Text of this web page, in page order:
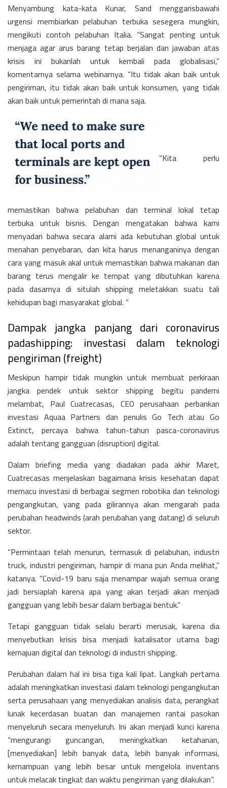
Menyambung kata-kata Kunar, Sand menggarisbawahi
urgensi membiarkan pelabuhan terbuka sesegera mungkin,
mengikuti contoh pelabuhan Italia. “Sangat penting untuk
menjaga agar arus barang tetap berjalan dan jawaban atas
krisis ini bukanlah untuk kembali pada globalisasi,”
komentarnya selama webinarnya. “Itu tidak akan baik untuk
pengiriman, itu tidak akan baik untuk konsumen, yang tidak
akan baik untuk pemerintah di mana saja.
“Kita perlu
memastikan bahwa pelabuhan dan terminal lokal tetap
terbuka untuk bisnis. Dengan mengatakan bahwa kami
menyadari bahwa secara alami ada kebutuhan global untuk
menahan penyebaran, dan kita harus menanganinya dengan
cara yang masuk akal untuk memastikan bahwa makanan dan
barang terus mengalir ke tempat yang dibutuhkan karena
pada dasarnya di situlah shipping meletakkan suatu tali
kehidupan bagi masyarakat global. “
Dampak jangka panjang dari coronavirus
padashipping: investasi dalam teknologi
pengiriman (freight)
Meskipun hampir tidak mungkin untuk membuat perkiraan
jangka pendek untuk sektor shipping begitu pandemi
melambat, Paul Cuatrecasas, CEO perusahaan perbankan
investasi Aquaa Partners dan penulis Go Tech atau Go
Extinct, percaya bahwa tahun-tahun pasca-coronavirus
adalah tentang gangguan (disruption) digital.
Dalam briefing media yang diadakan pada akhir Maret,
Cuatrecasas menjelaskan bagaimana krisis kesehatan dapat
memacu investasi di berbagai segmen robotika dan teknologi
pengangkutan, yang pada gilirannya akan mengarah pada
perubahan headwinds (arah perubahan yang datang) di seluruh
sektor.
“Permintaan telah menurun, termasuk di pelabuhan, industri
truck, industri pengiriman, hampir di mana pun Anda melihat,”
katanya. “Covid-19 baru saja menampar wajah semua orang
jadi bersiaplah karena apa yang akan terjadi akan menjadi
gangguan yang lebih besar dalam berbagai bentuk.”
Tetapi gangguan tidak selalu berarti merusak, karena dia
menyebutkan krisis bisa menjadi katalisator utama bagi
kemajuan digital dan teknologi di industri shipping.
Perubahan dalam hal ini bisa tiga kali lipat. Langkah pertama
adalah meningkatkan investasi dalam teknologi pengangkutan
serta perusahaan yang menyediakan analisis data, perangkat
lunak kecerdasan buatan dan manajemen rantai pasokan
menyeluruh secara menyeluruh. Ini akan menjadi kunci karena
“mengurangi guncangan, meningkatkan ketahanan,
[menyediakan] lebih banyak data, lebih banyak informasi,
kemampuan yang lebih besar untuk mengelola inventaris
untuk melacak tingkat dan waktu pengiriman yang dilakukan”.